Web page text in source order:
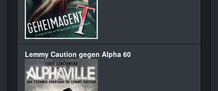
Lemmy Caution gegen Alpha 60